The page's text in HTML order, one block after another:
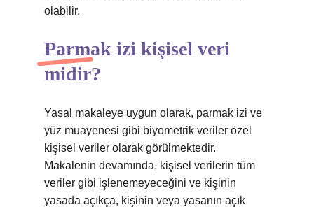
olabilir.
Parmak izi kişisel veri
midir?
Yasal makaleye uygun olarak, parmak izi ve
yüz muayenesi gibi biyometrik veriler özel
kişisel veriler olarak görülmektedir.
Makalenin devamında, kişisel verilerin tüm
veriler gibi işlenemeyeceğini ve kişinin
yasada açıkça, kişinin veya yasanın açık